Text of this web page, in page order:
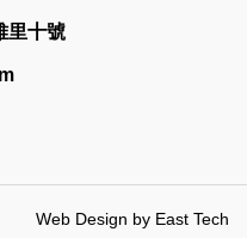
里十號
Web Design by East Tech